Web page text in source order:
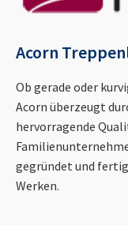
Acorn
Ob gerade oder
Acorn überzeugt
hervorragende
gegründet und
Werken.